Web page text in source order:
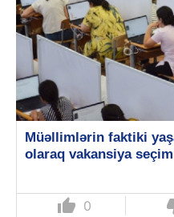
Müəllimlərin faktiki
olaraq vakansiya
thumb_up 0